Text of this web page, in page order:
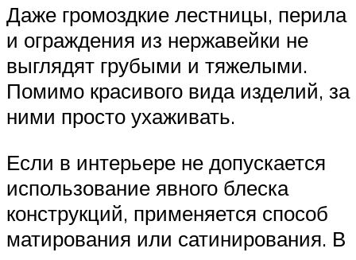
Даже громоздкие лестницы, перила
и ограждения из нержавейки не
выглядят грубыми и тяжелыми.
Помимо красивого вида изделий, за
ними просто ухаживать.
Если в интерьере не допускается
использование явного блеска
конструкций, применяется способ
матирования или сатинирования. В